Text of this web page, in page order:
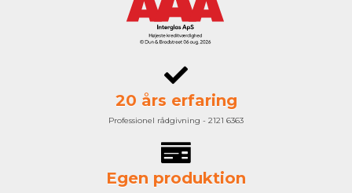
20 års erfaring
Professionel rådgivning - 2121 6363
Egen produktion